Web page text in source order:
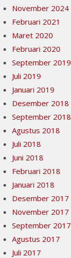
November 2024
Februari 2021
Maret 2020
Februari 2020
September 2019
Juli 2019
Januari 2019
Desember 2018
September 2018
Agustus 2018
Juli 2018
Juni 2018
Februari 2018
Januari 2018
Desember 2017
November 2017
September 2017
Agustus 2017
Juli 2017